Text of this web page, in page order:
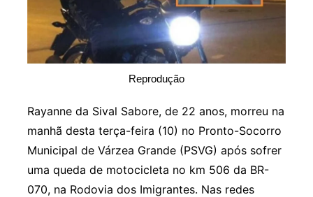
Reprodução
Rayanne da Sival Sabore, de 22 anos, morreu na
manhã desta terça-feira (10) no Pronto-Socorro
Municipal de Várzea Grande (PSVG) após sofrer
uma queda de motocicleta no km 506 da BR-
070, na Rodovia dos Imigrantes. Nas redes